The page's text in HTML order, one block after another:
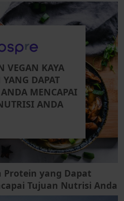
VEGAN KAYA
YANG DAPAT
MENCAPAI
ANDA
Protein yang Dapat
Tujuan Nutrisi Anda